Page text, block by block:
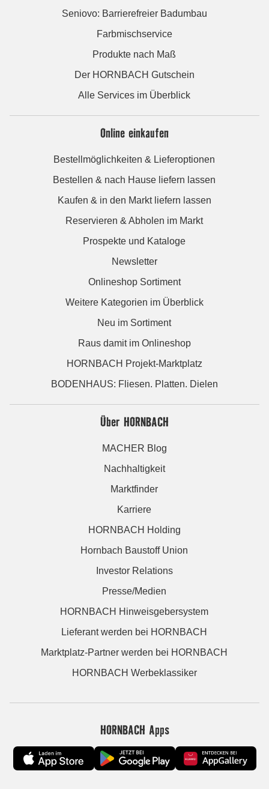
Seniovo: Barrierefreier Badumbau
Farbmischservice
Produkte nach Maß
Der HORNBACH Gutschein
Alle Services im Überblick
Online einkaufen
Bestellmöglichkeiten & Lieferoptionen
Bestellen & nach Hause liefern lassen
Kaufen & in den Markt liefern lassen
Reservieren & Abholen im Markt
Prospekte und Kataloge
Newsletter
Onlineshop Sortiment
Weitere Kategorien im Überblick
Neu im Sortiment
Raus damit im Onlineshop
HORNBACH Projekt-Marktplatz
BODENHAUS: Fliesen. Platten. Dielen
Über HORNBACH
MACHER Blog
Nachhaltigkeit
Marktfinder
Karriere
HORNBACH Holding
Hornbach Baustoff Union
Investor Relations
Presse/Medien
HORNBACH Hinweisgebersystem
Lieferant werden bei HORNBACH
Marktplatz-Partner werden bei HORNBACH
HORNBACH Werbeklassiker
HORNBACH Apps